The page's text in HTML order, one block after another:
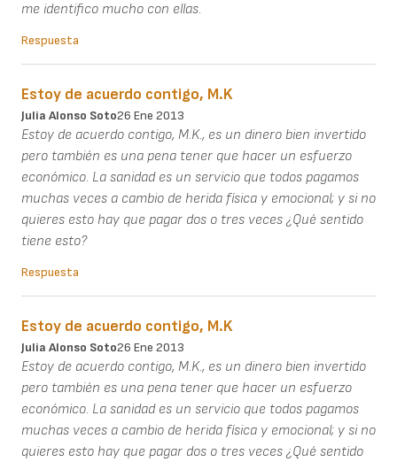
me identifico mucho con ellas.
Respuesta
Estoy de acuerdo contigo, M.K
Julia Alonso Soto26 Ene 2013
Estoy de acuerdo contigo, M.K., es un dinero bien invertido
pero también es una pena tener que hacer un esfuerzo
económico. La sanidad es un servicio que todos pagamos
muchas veces a cambio de herida física y emocional; y si no
quieres esto hay que pagar dos o tres veces ¿Qué sentido
tiene esto?
Respuesta
Estoy de acuerdo contigo, M.K
Julia Alonso Soto26 Ene 2013
Estoy de acuerdo contigo, M.K., es un dinero bien invertido
pero también es una pena tener que hacer un esfuerzo
económico. La sanidad es un servicio que todos pagamos
muchas veces a cambio de herida física y emocional; y si no
quieres esto hay que pagar dos o tres veces ¿Qué sentido